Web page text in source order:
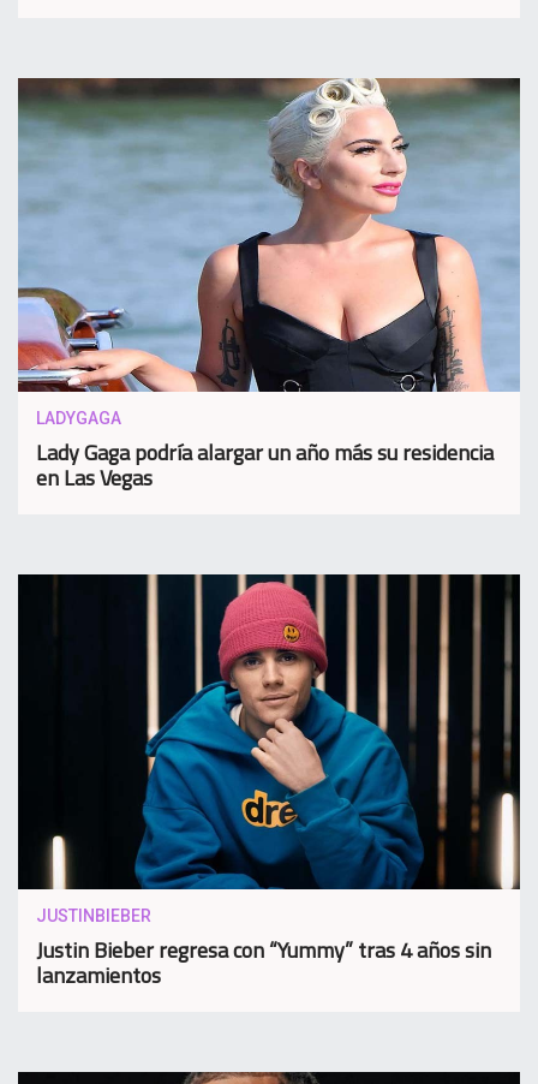
LADYGAGA
Lady Gaga podría alargar un año más su residencia
en Las Vegas
JUSTINBIEBER
Justin Bieber regresa con “Yummy” tras 4 años sin
lanzamientos